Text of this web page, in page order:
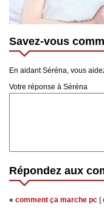
Savez-vous
En aidant Séréna, vous
Votre réponse à Séréna
Répondez aux
« comment ça marche pc